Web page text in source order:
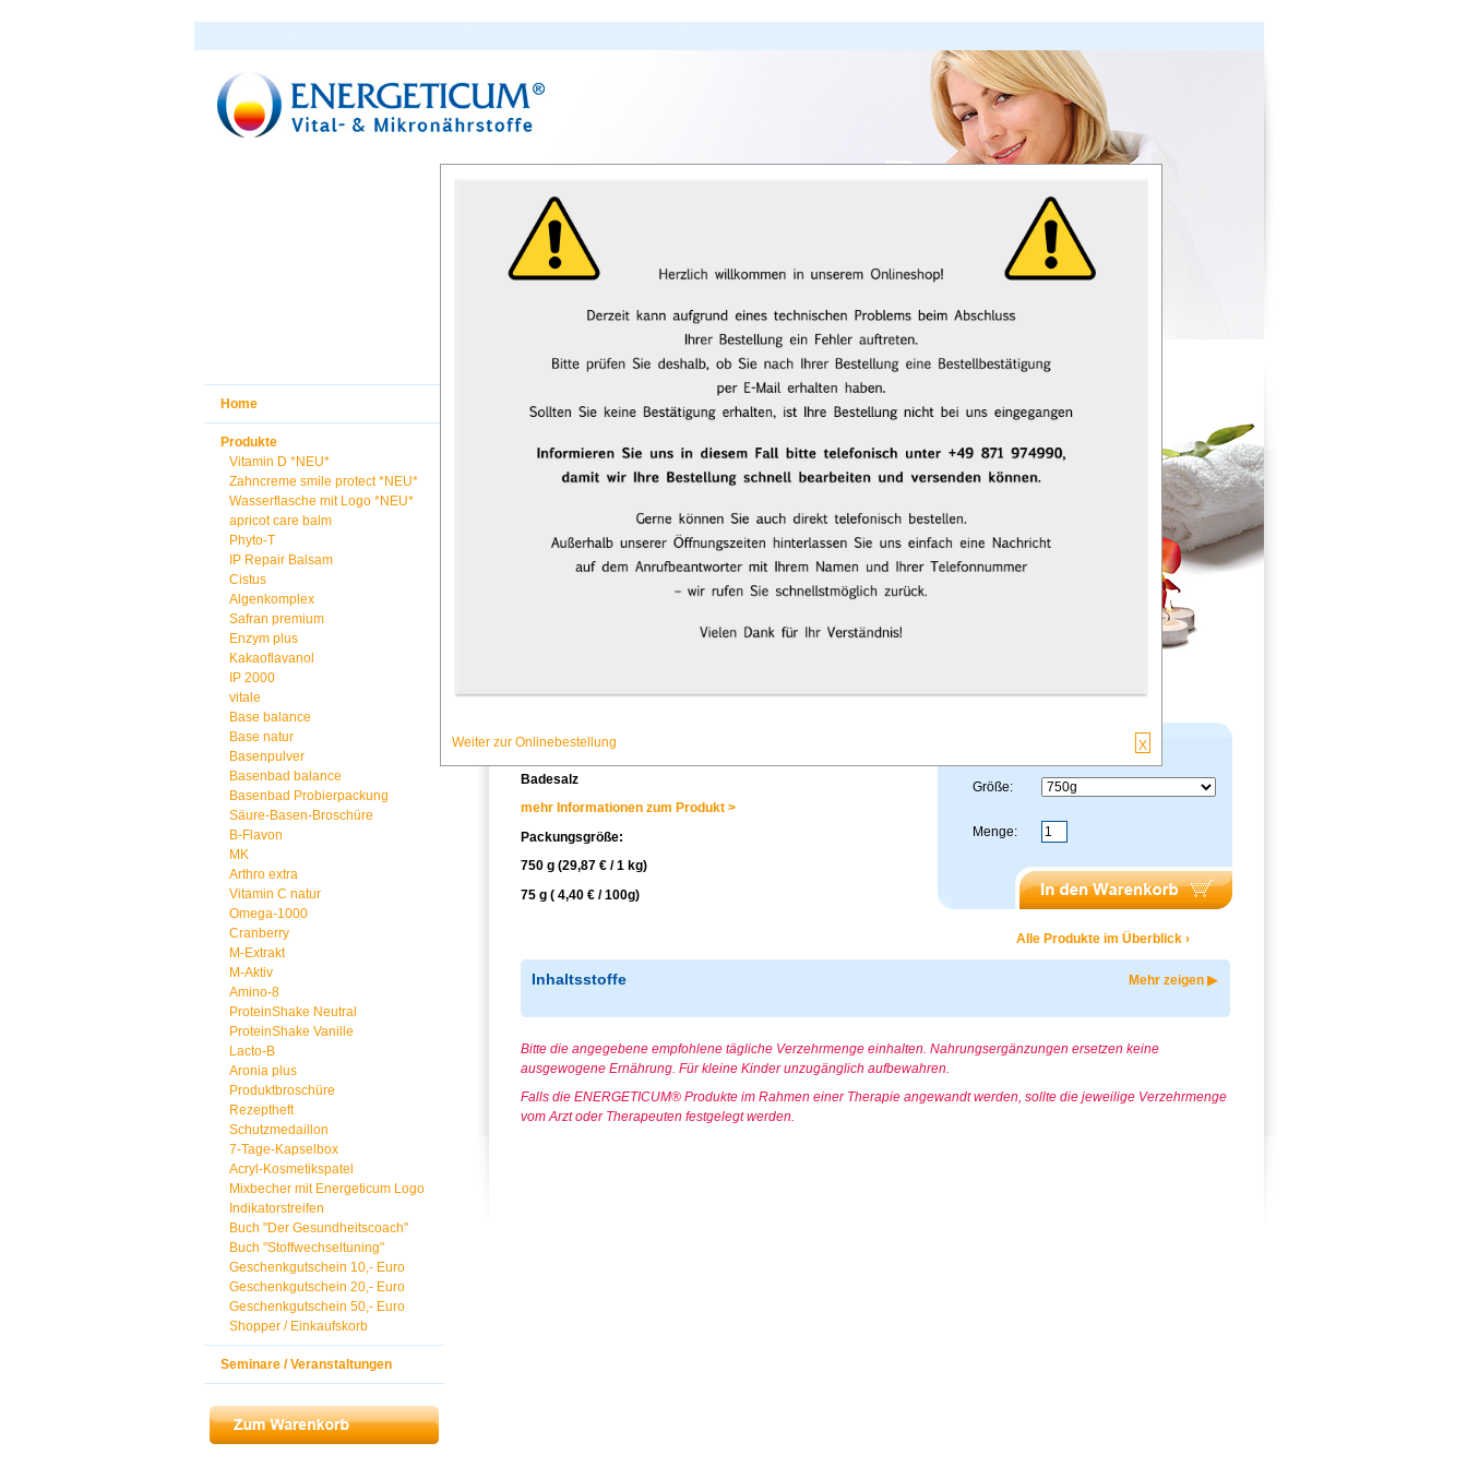
Weiter zur Onlinebestellung X
Home
Produkte
Vitamin D *NEU*
Zahncreme smile protect *NEU*
Wasserflasche mit Logo *NEU*
apricot care balm
Phyto-T
IP Repair Balsam
Cistus
Algenkomplex
Safran premium
Enzym plus
Kakaoflavanol
IP 2000
vitale
Base balance
Base natur
Basenpulver
Basenbad balance
Basenbad Probierpackung
Säure-Basen-Broschüre
B-Flavon
MK
Arthro extra
Vitamin C natur
Omega-1000
Cranberry
M-Extrakt
M-Aktiv
Amino-8
ProteinShake Neutral
ProteinShake Vanille
Lacto-B
Aronia plus
Produktbroschüre
Rezeptheft
Schutzmedaillon
7-Tage-Kapselbox
Acryl-Kosmetikspatel
Mixbecher mit Energeticum Logo
Indikatorstreifen
Buch "Der Gesundheitscoach"
Buch "Stoffwechseltuning"
Geschenkgutschein 10,- Euro
Geschenkgutschein 20,- Euro
Geschenkgutschein 50,- Euro
Shopper / Einkaufskorb
Seminare / Veranstaltungen
Bestell-Nr. 120005
Badesalz
mehr Informationen zum Produkt >
Packungsgröße:
750 g (29,87 € / 1 kg)
75 g ( 4,40 € / 100g)
Größe:
Menge:
Alle Produkte im Überblick ›
Mehr zeigen ▶
Inhaltsstoffe
Bitte die angegebene empfohlene tägliche Verzehrmenge einhalten. Nahrungsergänzungen ersetzen keine
ausgewogene Ernährung. Für kleine Kinder unzugänglich aufbewahren.
Falls die ENERGETICUM® Produkte im Rahmen einer Therapie angewandt werden, sollte die jeweilige Verzehrmenge
vom Arzt oder Therapeuten festgelegt werden.